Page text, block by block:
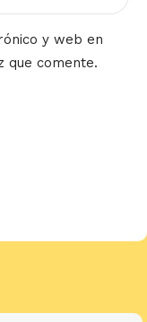
y web en
que comente.